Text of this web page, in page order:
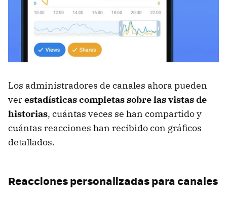
Los administradores de canales ahora pueden
verestadísticas completas sobre las vistas de
historias, cuántas veces se han compartido y
cuántas reacciones han recibido con gráficos
detallados.
Reacciones personalizadas para canales